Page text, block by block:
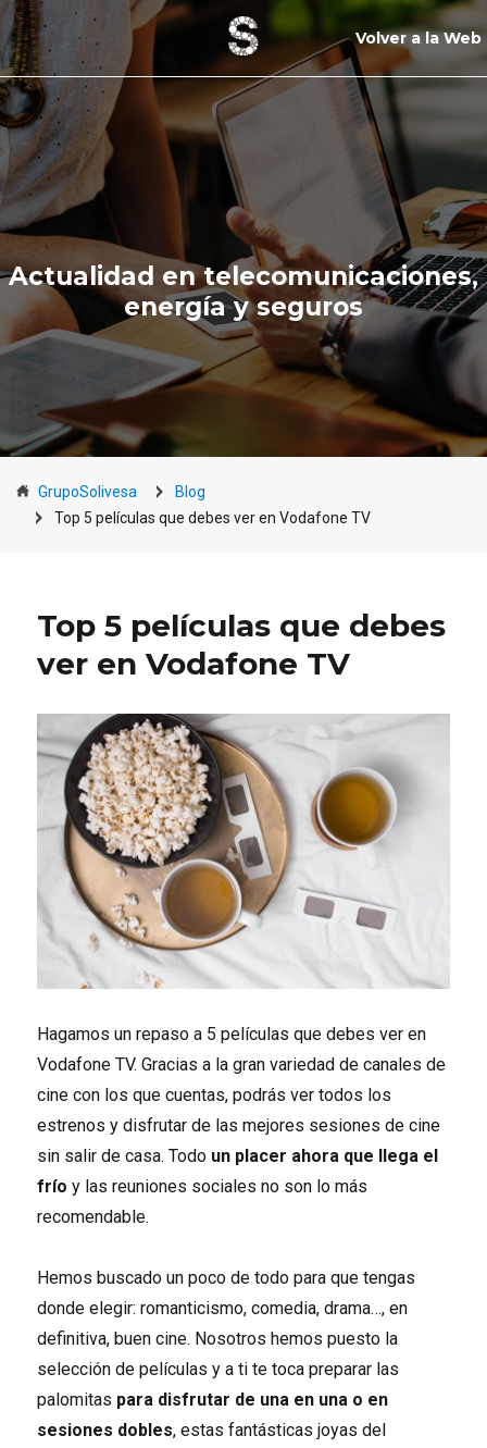
Volver a la Web
Actualidad en telecomunicaciones,
energía y seguros
GrupoSolivesa
Blog
Top 5 películas que debes ver en Vodafone TV
Top 5 películas que debes
ver en Vodafone TV
Hagamos un repaso a 5 películas que debes ver en
Vodafone TV. Gracias a la gran variedad de canales de
cine con los que cuentas, podrás ver todos los
estrenos y disfrutar de las mejores sesiones de cine
sin salir de casa. Todo un placer ahora que llega el
frío y las reuniones sociales no son lo más
recomendable.
Hemos buscado un poco de todo para que tengas
donde elegir: romanticismo, comedia, drama…, en
definitiva, buen cine. Nosotros hemos puesto la
selección de películas y a ti te toca preparar las
palomitas para disfrutar de una en una o en
sesiones dobles, estas fantásticas joyas del